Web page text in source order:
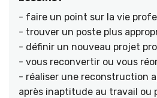
- faire un point sur la vie
- trouver un poste plus
- définir un nouveau projet
- vous reconvertir ou vous
- réaliser une reconstruction
après inaptitude au travail ou